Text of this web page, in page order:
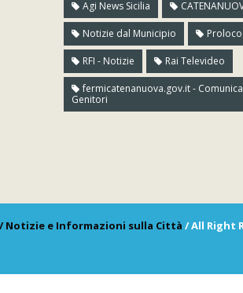
Agi News Sicilia
Notizie dal Municipio Proloco
RFI - Notizie Rai Televideo
fermicatenanuova.gov.it -
Genitori
/ Notizie e Informazioni sulla Città / All Right